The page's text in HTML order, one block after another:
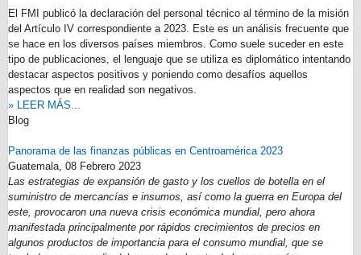
El FMI publicó la declaración del personal técnico al término de la misión
del Artículo IV correspondiente a 2023. Este es un análisis frecuente que
se hace en los diversos países miembros. Como suele suceder en este
tipo de publicaciones, el lenguaje que se utiliza es diplomático intentando
destacar aspectos positivos y poniendo como desafíos aquellos
aspectos que en realidad son negativos.
» LEER MÁS...
Blog
Panorama de las finanzas públicas en Centroamérica 2023
Guatemala, 08 Febrero 2023
Las estrategias de expansión de gasto y los cuellos de botella en el
suministro de mercancías e insumos, así como la guerra en Europa del
este, provocaron una nueva crisis económica mundial, pero ahora
manifestada principalmente por rápidos crecimientos de precios en
algunos productos de importancia para el consumo mundial, que se